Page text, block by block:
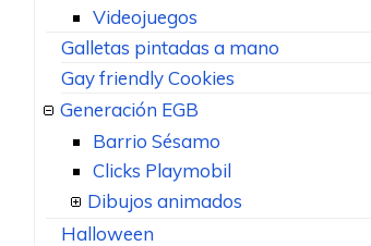
Videojuegos
Galletas pintadas a mano
Gay friendly Cookies
Generación EGB
Barrio Sésamo
Clicks Playmobil
Dibujos animados
Halloween